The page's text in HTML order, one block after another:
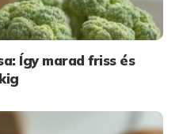
Így marad friss és